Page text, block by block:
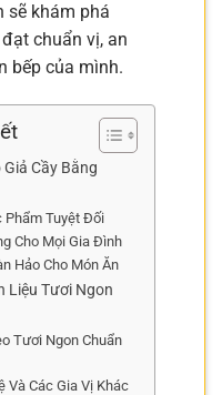
sẽ khám phá
chuẩn vị, an
bếp của mình.
Cầy Bằng
Phẩm Tuyệt Đối
Cho Mọi Gia Đình
Hảo Cho Món Ăn
Liệu Tươi Ngon
Tươi Ngon Chuẩn
Và Các Gia Vị Khác